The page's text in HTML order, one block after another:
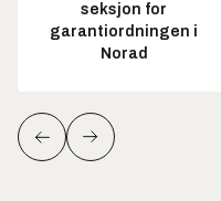
seksjon for
garantiordningen i
Norad